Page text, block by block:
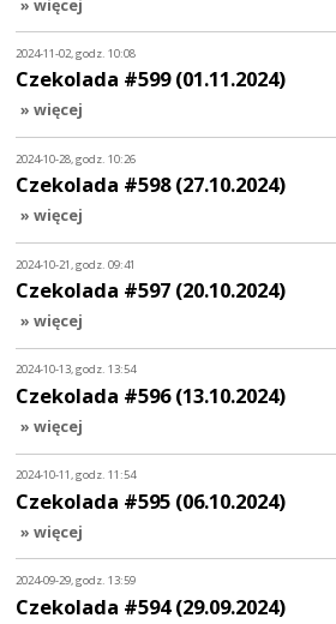
2024-11-02, godz. 10:08
Czekolada #599 (01.11.2024)
» więcej
2024-10-28, godz. 10:26
Czekolada #598 (27.10.2024)
» więcej
2024-10-21, godz. 09:41
Czekolada #597 (20.10.2024)
» więcej
2024-10-13, godz. 13:54
Czekolada #596 (13.10.2024)
» więcej
2024-10-11, godz. 11:54
Czekolada #595 (06.10.2024)
» więcej
2024-09-29, godz. 13:59
Czekolada #594 (29.09.2024)